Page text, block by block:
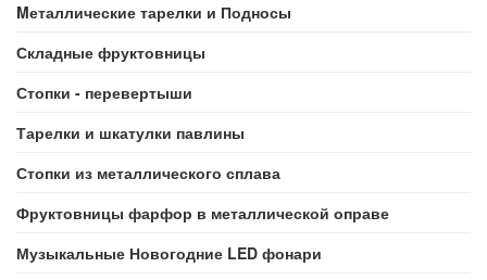
Mеталлические тарелки и Подносы
Складные фруктовницы
Стопки - перевертыши
Тарелки и шкатулки павлины
Стопки из металлического сплава
Фруктовницы фарфор в металлической оправе
Музыкальные Новогодние LED фонари